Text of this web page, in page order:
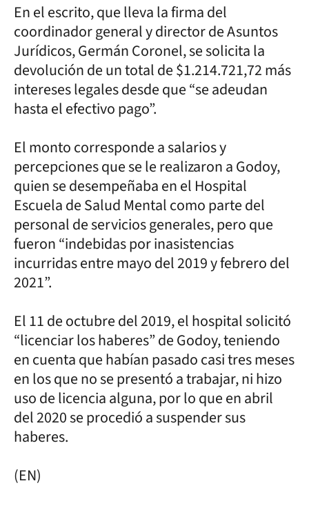
En el escrito, que lleva la firma del
coordinador general y director de Asuntos
Jurídicos, Germán Coronel, se solicita la
devolución de un total de $1.214.721,72 más
intereses legales desde que “se adeudan
hasta el efectivo pago”.
El monto corresponde a salarios y
percepciones que se le realizaron a Godoy,
quien se desempeñaba en el Hospital
Escuela de Salud Mental como parte del
personal de servicios generales, pero que
fueron “indebidas por inasistencias
incurridas entre mayo del 2019 y febrero del
2021”.
El 11 de octubre del 2019, el hospital solicitó
“licenciar los haberes” de Godoy, teniendo
en cuenta que habían pasado casi tres meses
en los que no se presentó a trabajar, ni hizo
uso de licencia alguna, por lo que en abril
del 2020 se procedió a suspender sus
haberes.
(EN)